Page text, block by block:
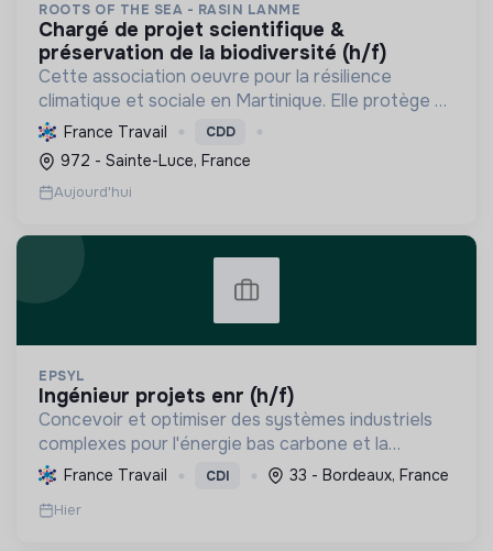
ROOTS OF THE SEA - RASIN LANME
chargé de projet scientifique &
préservation de la biodiversité (h/f)
Cette association oeuvre pour la résilience
climatique et sociale en Martinique. Elle protège et
restaure les écosystèmes marins et côtiers,
sensibilise le public et mobilise les citoyens pour un
aven...
France Travail CDD
972 - Sainte-Luce, France
Aujourd'hui
EPSYL
ingénieur projets enr (h/f)
Concevoir et optimiser des systèmes industriels
complexes pour l'énergie bas carbone et la
mobilité durable, en s'appuyant sur l'innovation et
une démarche RSE.
France Travail CDI 33 - Bordeaux, France
Hier